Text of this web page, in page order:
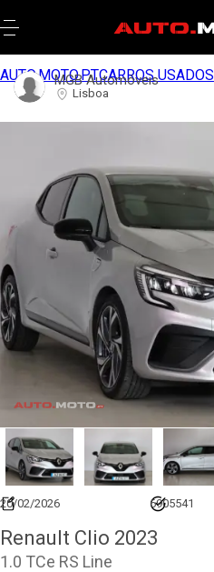
AUTO.MOTO.PTCARROS USADOS
20/02/2026 6905541
Renault Clio 2023
1.0 TCe RS Line
MGB Automóveis
Lisboa